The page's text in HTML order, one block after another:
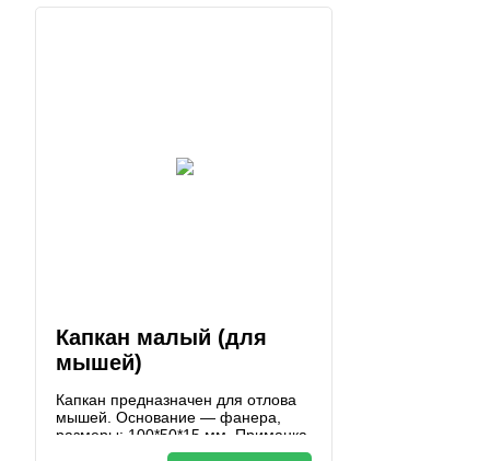
Капкан малый (для
мышей)
Капкан предназначен для отлова
мышей. Основание — фанера,
размеры: 100*50*15 мм. Приманка